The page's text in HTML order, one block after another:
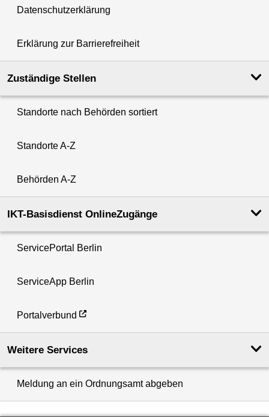
Datenschutzerklärung
Erklärung zur Barrierefreiheit
Zuständige Stellen
Standorte nach Behörden sortiert
Standorte A-Z
Behörden A-Z
IKT-Basisdienst OnlineZugänge
ServicePortal Berlin
ServiceApp Berlin
Portalverbund
Weitere Services
Meldung an ein Ordnungsamt abgeben